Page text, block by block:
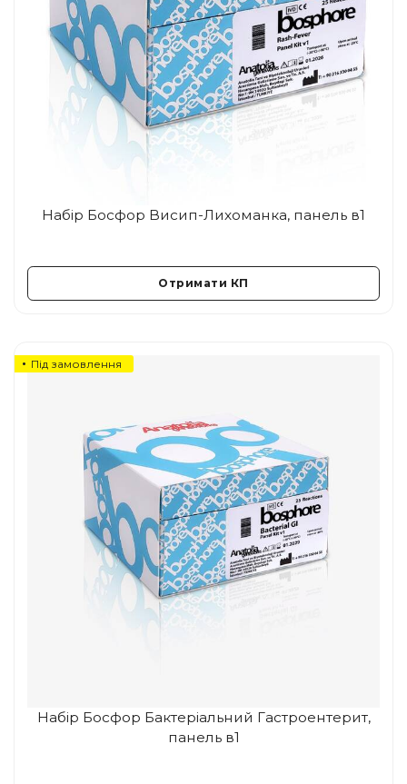
Набір Босфор Висип-Лихоманка, панель в1
Отримати КП
Під замовлення
Набір Босфор Бактеріальний Гастроентерит,
панель в1